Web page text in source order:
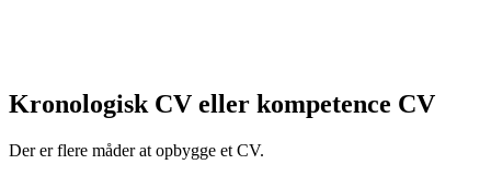
Kronologisk CV eller kompetence CV
Der er flere måder at opbygge et CV.